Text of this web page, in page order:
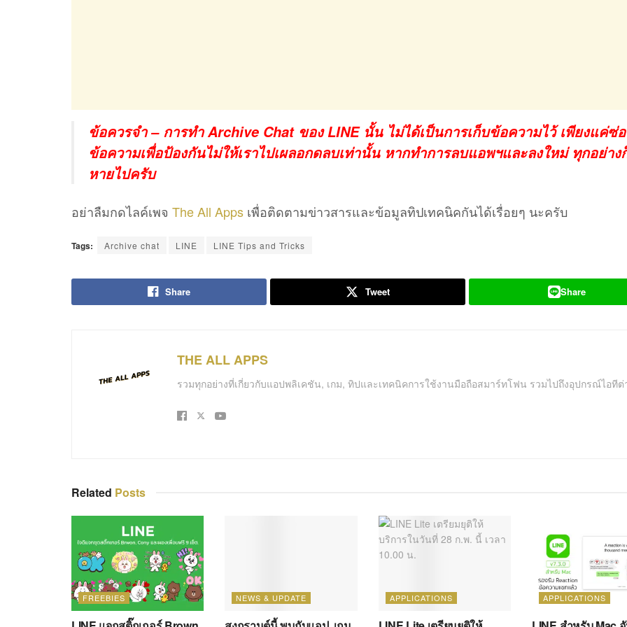
ข้อควรจำ – การทำ Archive Chat ของ LINE นั้น ไม่ได้เป็นการเก็บข้อความไว้ เพียงแค่ซ่
ข้อความเพื่อป้องกันไม่ให้เราไปเผลอกดลบเท่านั้น หากทำการลบแอพฯและลงใหม่ ทุกอย่าง
หายไปครับ
อย่าลืมกดไลค์เพจ The All Apps เพื่อติดตามข่าวสารและข้อมูลทิปเทคนิคกันได้เรื่อยๆ นะครับ
Tags: Archive chat LINE LINE Tips and Tricks
Share Tweet Share
THE ALL APPS
รวมทุกอย่างที่เกี่ยวกับแอปพลิเคชัน, เกม, ทิปและเทคนิคการใช้งานมือถือสมาร์ทโฟน รวมไปถึงอุปกรณ์ไอทีต่
Related Posts
FREEBIES NEWS & UPDATE APPLICATIONS APPLICATIONS